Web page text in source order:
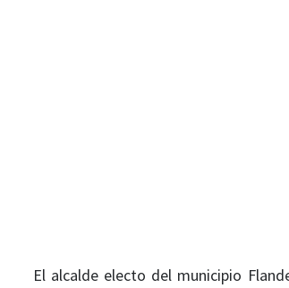
El alcalde electo del municipio